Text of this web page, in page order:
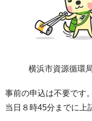
横浜市資源循環
事前の申込は不要です。
当日８時45分までに上